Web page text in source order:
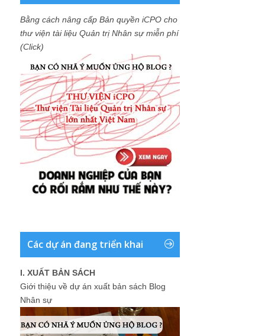
Bằng cách nâng cấp Bản quyền iCPO cho
thư viện tài liệu Quản trị Nhân sự miễn phí
(Click)
Các dự án đang triển khai
I. XUẤT BẢN SÁCH
Giới thiệu về dự án xuất bản sách Blog
Nhân sự